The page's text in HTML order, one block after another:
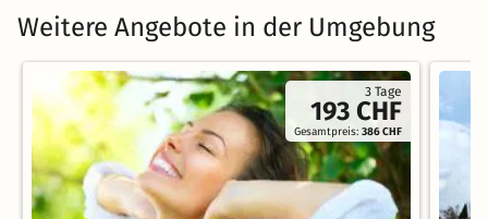
Weitere Angebote in der Umgebung
3 Tage
193 CHF
Gesamtpreis:386 CHF